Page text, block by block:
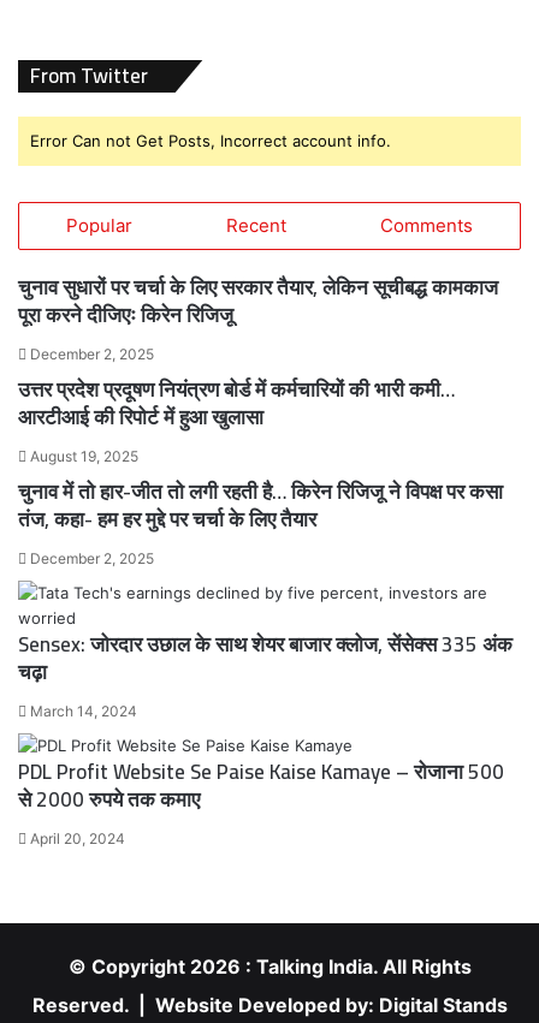
From Twitter
Error Can not Get Posts, Incorrect account info.
Popular Recent Comments
चुनाव सुधारों पर चर्चा के लिए सरकार तैयार, लेकिन सूचीबद्ध कामकाज
पूरा करने दीजिएः किरेन रिजिजू
December 2, 2025
उत्तर प्रदेश प्रदूषण नियंत्रण बोर्ड में कर्मचारियों की भारी कमी…
आरटीआई की रिपोर्ट में हुआ खुलासा
August 19, 2025
चुनाव में तो हार-जीत तो लगी रहती है… किरेन रिजिजू ने विपक्ष पर कसा
तंज, कहा- हम हर मुद्दे पर चर्चा के लिए तैयार
December 2, 2025
Sensex: जोरदार उछाल के साथ शेयर बाजार क्लोज, सेंसेक्स 335 अंक
चढ़ा
March 14, 2024
PDL Profit Website Se Paise Kaise Kamaye – रोजाना 500
से 2000 रुपये तक कमाए
April 20, 2024
© Copyright 2026 : Talking India. All Rights
Reserved. | Website Developed by: Digital Stands